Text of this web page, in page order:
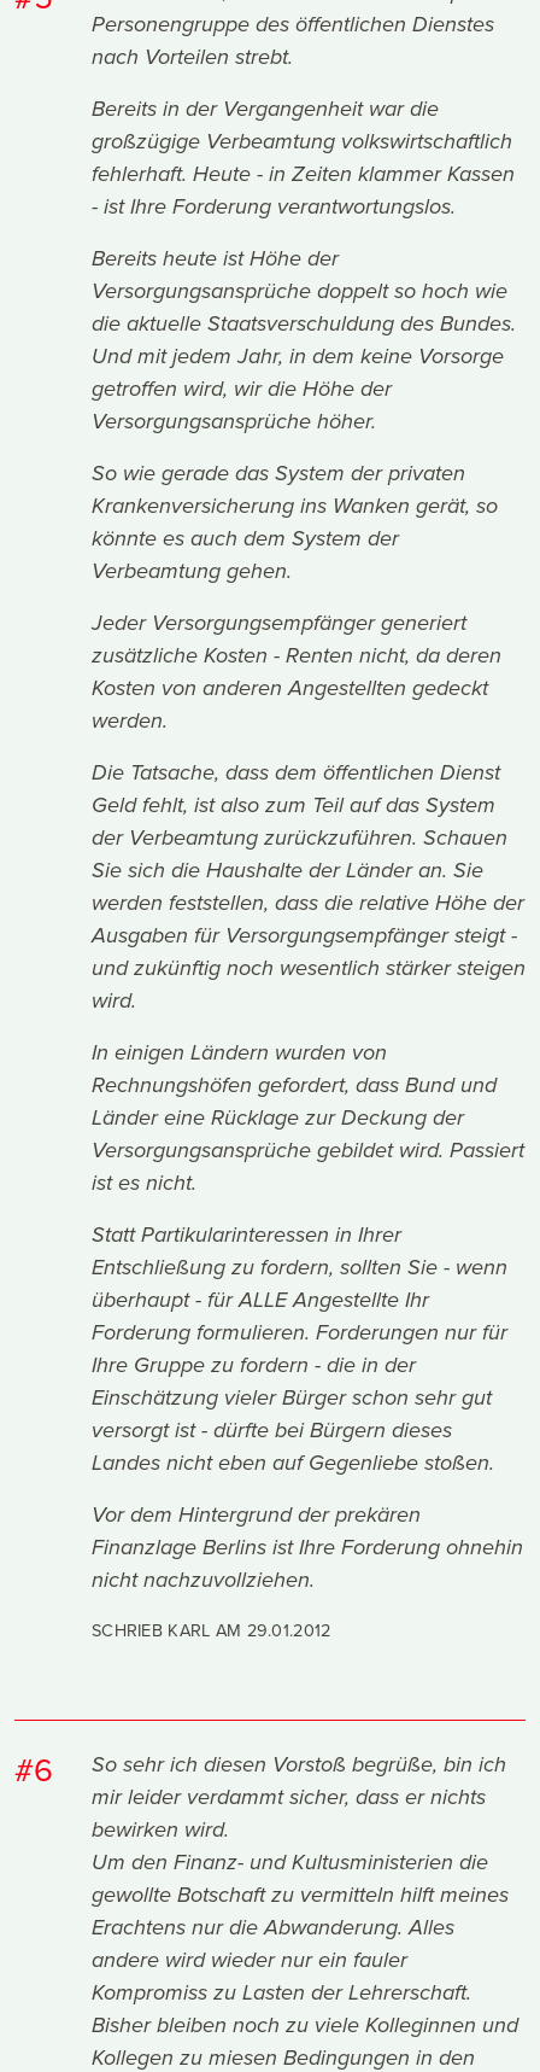
Personengruppe des öffentlichen Dienstes
nach Vorteilen strebt.
Bereits in der Vergangenheit war die
großzügige Verbeamtung volkswirtschaftlich
fehlerhaft. Heute - in Zeiten klammer Kassen
- ist Ihre Forderung verantwortungslos.
Bereits heute ist Höhe der
Versorgungsansprüche doppelt so hoch wie
die aktuelle Staatsverschuldung des Bundes.
Und mit jedem Jahr, in dem keine Vorsorge
getroffen wird, wir die Höhe der
Versorgungsansprüche höher.
So wie gerade das System der privaten
Krankenversicherung ins Wanken gerät, so
könnte es auch dem System der
Verbeamtung gehen.
Jeder Versorgungsempfänger generiert
zusätzliche Kosten - Renten nicht, da deren
Kosten von anderen Angestellten gedeckt
werden.
Die Tatsache, dass dem öffentlichen Dienst
Geld fehlt, ist also zum Teil auf das System
der Verbeamtung zurückzuführen. Schauen
Sie sich die Haushalte der Länder an. Sie
werden feststellen, dass die relative Höhe der
Ausgaben für Versorgungsempfänger steigt -
und zukünftig noch wesentlich stärker steigen
wird.
In einigen Ländern wurden von
Rechnungshöfen gefordert, dass Bund und
Länder eine Rücklage zur Deckung der
Versorgungsansprüche gebildet wird. Passiert
ist es nicht.
Statt Partikularinteressen in Ihrer
Entschließung zu fordern, sollten Sie - wenn
überhaupt - für ALLE Angestellte Ihr
Forderung formulieren. Forderungen nur für
Ihre Gruppe zu fordern - die in der
Einschätzung vieler Bürger schon sehr gut
versorgt ist - dürfte bei Bürgern dieses
Landes nicht eben auf Gegenliebe stoßen.
Vor dem Hintergrund der prekären
Finanzlage Berlins ist Ihre Forderung ohnehin
nicht nachzuvollziehen.
SCHRIEB KARL AM 29.01.2012
#6
So sehr ich diesen Vorstoß begrüße, bin ich
mir leider verdammt sicher, dass er nichts
bewirken wird.
Um den Finanz- und Kultusministerien die
gewollte Botschaft zu vermitteln hilft meines
Erachtens nur die Abwanderung. Alles
andere wird wieder nur ein fauler
Kompromiss zu Lasten der Lehrerschaft.
Bisher bleiben noch zu viele Kolleginnen und
Kollegen zu miesen Bedingungen in den